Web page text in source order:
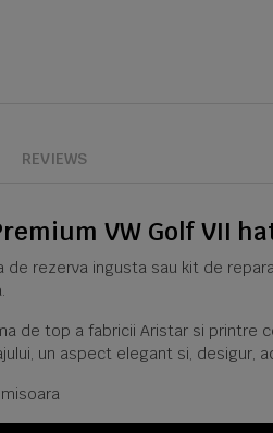
REVIEWS
VW Golf VII
de rezerva ingusta sau kit de
de top a fabricii Aristar si printre
un aspect elegant si,